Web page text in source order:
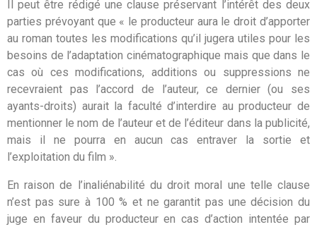
Il peut être rédigé une clause préservant l’intérêt des deux
parties prévoyant que « le producteur aura le droit d’apporter
au roman toutes les modifications qu’il jugera utiles pour les
besoins de l’adaptation cinématographique mais que dans le
cas où ces modifications, additions ou suppressions ne
recevraient pas l’accord de l’auteur, ce dernier (ou ses
ayants-droits) aurait la faculté d’interdire au producteur de
mentionner le nom de l’auteur et de l’éditeur dans la publicité,
mais il ne pourra en aucun cas entraver la sortie et
l’exploitation du film ».
En raison de l’inaliénabilité du droit moral une telle clause
n’est pas sure à 100 % et ne garantit pas une décision du
juge en faveur du producteur en cas d’action intentée par